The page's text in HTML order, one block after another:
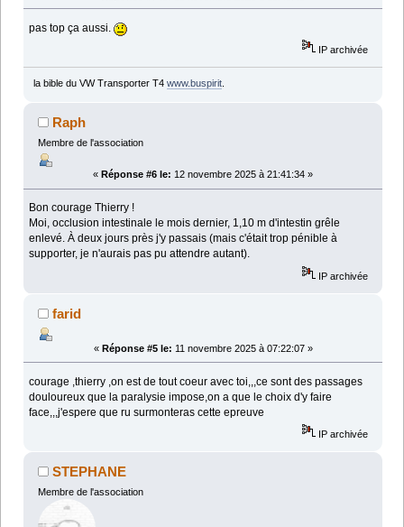
pas top ça aussi.
IP archivée
la bible du VW Transporter T4 www.buspirit.
Raph
Membre de l'association
« Réponse #6 le: 12 novembre 2025 à 21:41:34 »
Bon courage Thierry !
Moi, occlusion intestinale le mois dernier, 1,10 m d'intestin grêle
enlevé. À deux jours près j'y passais (mais c'était trop pénible à
supporter, je n'aurais pas pu attendre autant).
IP archivée
farid
« Réponse #5 le: 11 novembre 2025 à 07:22:07 »
courage ,thierry ,on est de tout coeur avec toi,,,ce sont des passages
douloureux que la paralysie impose,on a que le choix d'y faire
face,,,j'espere que ru surmonteras cette epreuve
IP archivée
STEPHANE
Membre de l'association